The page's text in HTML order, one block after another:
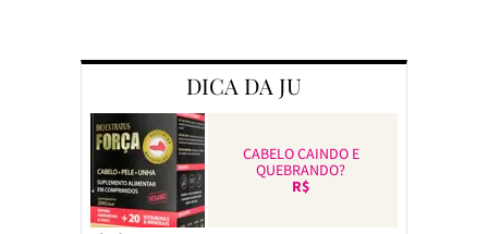
DICA DA JU
CABELO CAINDO E
QUEBRANDO?
R$